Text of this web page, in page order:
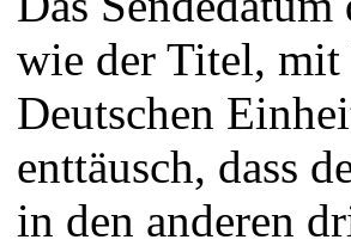
wie der Titel, mit
Deutschen
enttäusch, dass
in den anderen